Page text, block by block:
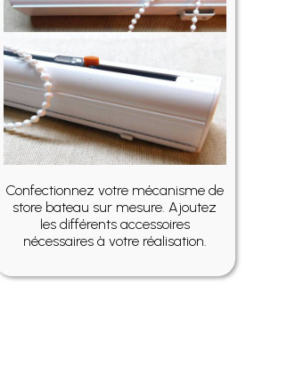
Confectionnez votre mécanisme de
store bateau sur mesure. Ajoutez
les différents accessoires
nécessaires à votre réalisation.